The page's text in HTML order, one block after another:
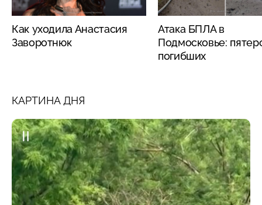
Как уходила Анастасия
Заворотнюк
Атака БПЛА в
Подмосковье:
погибших
КАРТИНА ДНЯ